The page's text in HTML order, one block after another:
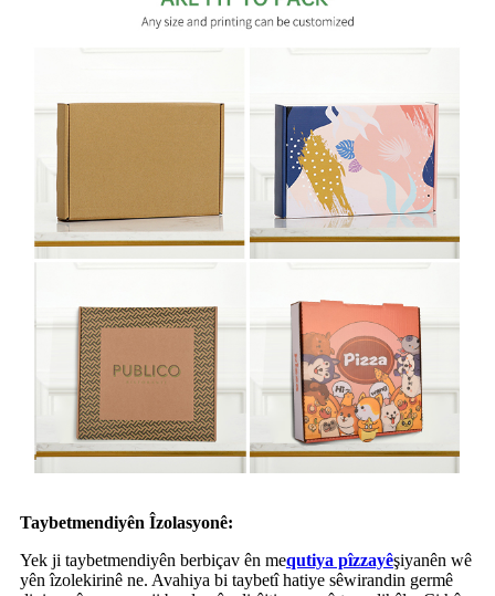
Taybetmendiyên Îzolasyonê:
Yek ji taybetmendiyên berbiçav ên mequtiya pîzzayêşiyanên wê
yên îzolekirinê ne. Avahiya bi taybetî hatiye sêwirandin germê